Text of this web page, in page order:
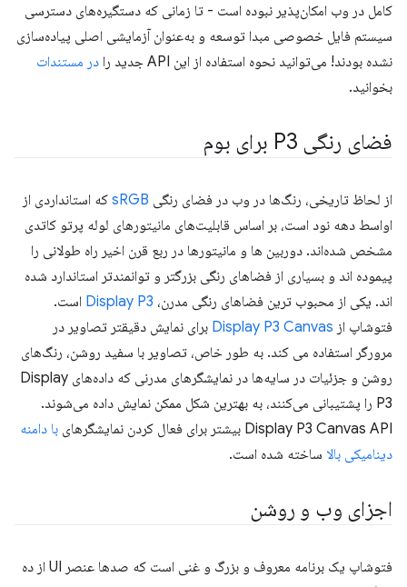
کامل در وب امکان‌پذیر نبوده است - تا زمانی که دستگیره‌های دسترسی
سیستم فایل خصوصی مبدا توسعه و به‌عنوان آزمایشی اصلی پیاده‌سازی
نشده بودند! می‌توانید نحوه استفاده از این API جدید را
در مستندات
بخوانید.
فضای رنگی P3 برای بوم
از لحاظ تاریخی، رنگ‌ها در وب در فضای رنگی sRGB که استانداردی از
اواسط دهه نود است، بر اساس قابلیت‌های مانیتورهای لوله پرتو کاتدی
مشخص شده‌اند. دوربین ها و مانیتورها در ربع قرن اخیر راه طولانی را
پیموده اند و بسیاری از فضاهای رنگی بزرگتر و توانمندتر استاندارد شده
اند. یکی از محبوب ترین فضاهای رنگی مدرن، Display P3 است.
فتوشاپ از Display P3 Canvas برای نمایش دقیقتر تصاویر در
مرورگر استفاده می کند. به طور خاص، تصاویر با سفید روشن، رنگ‌های
روشن و جزئیات در سایه‌ها در نمایشگرهای مدرنی که داده‌های Display
P3 را پشتیبانی می‌کنند، به بهترین شکل ممکن نمایش داده می‌شوند.
Display P3 Canvas API بیشتر برای فعال کردن نمایشگرهای
با دامنه
دینامیکی بالا ساخته شده است.
اجزای وب و روشن
فتوشاپ یک برنامه معروف و بزرگ و غنی است که صدها عنصر UI از ده